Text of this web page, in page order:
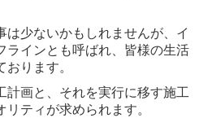
は少ないかもしれませんが、イ
ラインとも呼ばれ、皆様の生活
ります。
計画と、それを実行に移す施工
ティが求められます。